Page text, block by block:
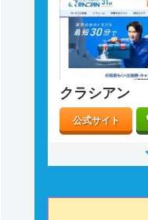
クラシアン
公式サイト